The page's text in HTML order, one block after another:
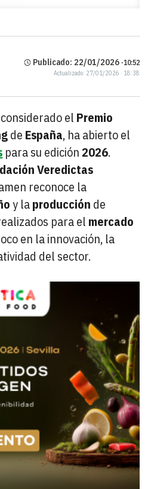
Publicado: 22/01/2026 ·10:52
Actualizado: 27/01/2026 · 18:38
el Premio
de España, ha abierto el
para su edición2026.
Veredictas
reconoce la
y laproducción de
para el mercado
en la innovación, la
del sector.